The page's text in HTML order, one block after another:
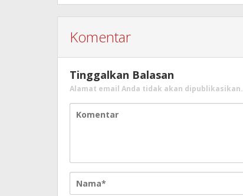
Komentar
Tinggalkan Balasan
Alamat email Anda tidak akan dipublikasikan.